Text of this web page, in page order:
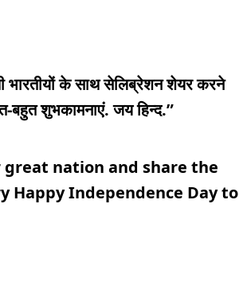
भारतीयों के साथ सेलिब्रेशन शेयर करने
बहुत शुभकामनाएं. जय हिन्द.”
nation and share the
Happy Independence Day to